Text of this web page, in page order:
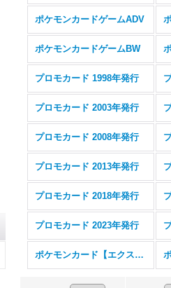
ポケモンカードゲームADV
ポケモンカードゲームBW
プロモカード 1998年発行
プロモカード 2003年発行
プロモカード 2008年発行
プロモカード 2013年発行
プロモカード 2018年発行
プロモカード 2023年発行
ポケモンカード【エクストラレギュレーション】